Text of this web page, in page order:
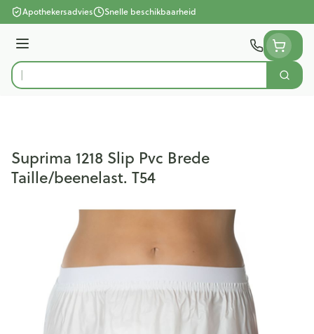
Ga naar de inhoud
Apothekersadvies Snelle beschikbaarheid
Menu
Product, merk, categorie...
Zoek
Suprima 1218 Slip Pvc Brede
Taille/beenelast. T54